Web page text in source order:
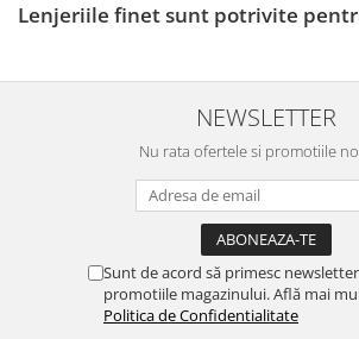
Lenjeriile finet sunt potrivite
NEWSLETTER
Nu rata ofertele si promotiile
Sunt de acord să primesc
promotiile magazinului. Află mai
Politica de Confidentialitate